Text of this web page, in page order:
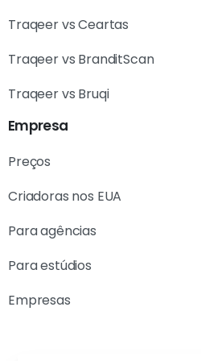
Traqeer vs Ceartas
Traqeer vs BranditScan
Traqeer vs Bruqi
Empresa
Preços
Criadoras nos EUA
Para agências
Para estúdios
Empresas